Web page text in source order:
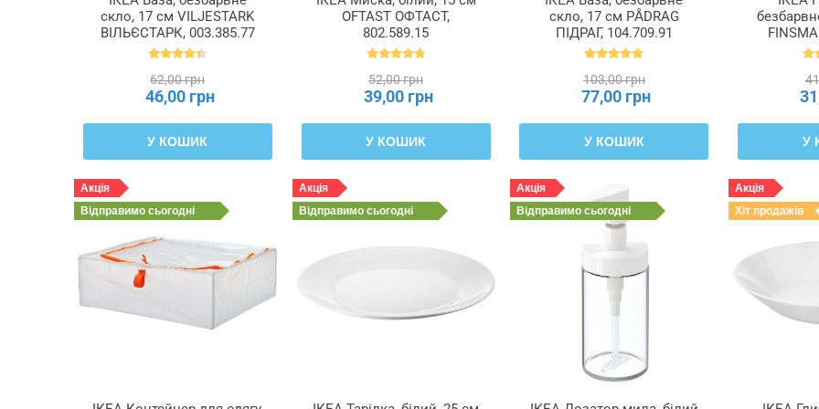
скло, 17 см VILJESTARK
ВІЛЬЄСТАРК, 003.385.77
62,00 грн
46,00 грн
У КОШИК
OFTAST ОФТАСТ,
802.589.15
52,00 грн
39,00 грн
У КОШИК
скло, 17 см PÅDRAG
ПІДРАГ, 104.709.91
103,00 грн
77,00 грн
У КОШИК У
Акція
Відправимо сьогодні
Акція
Відправимо сьогодні
Акція
Відправимосьогодні
Акція
Хіт продажів